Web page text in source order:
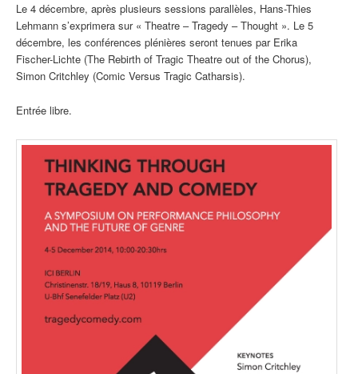
Le 4 décembre, après plusieurs sessions parallèles, Hans-Thies
Lehmann s’exprimera sur « Theatre – Tragedy – Thought ». Le 5
décembre, les conférences plénières seront tenues par Erika
Fischer-Lichte (The Rebirth of Tragic Theatre out of the Chorus),
Simon Critchley (Comic Versus Tragic Catharsis).
Entrée libre.